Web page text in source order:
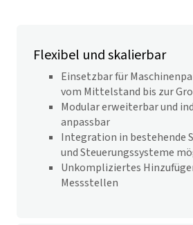
Flexibel und skalierbar
Einsetzbar für
vom Mittelstand bis zur
Modular erweiterbar und
anpassbar
Integration in bestehende
und Steuerungssysteme
Unkompliziertes
Messstellen